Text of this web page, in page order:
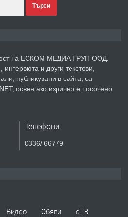
преди 1 година
по Математика
Търси
на ЕСКОМ МЕДИА ГРУП ООД.
и други текстови,
публикувани в сайта, са
освен ако изрично е посочено
Телефони
0336/ 66779
Видео Обяви
еТВ